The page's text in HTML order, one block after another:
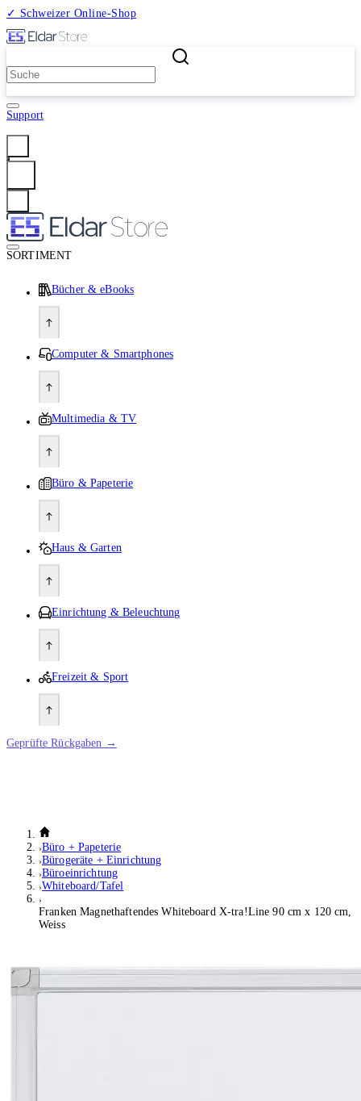
✓ Schweizer Online-Shop
Support
SORTIMENT
Bücher & eBooks
Computer & Smartphones
Multimedia & TV
Büro & Papeterie
Haus & Garten
Einrichtung & Beleuchtung
Freizeit & Sport
Geprüfte Rückgaben →
Büro + Papeterie
Bürogeräte + Einrichtung
Büroeinrichtung
Whiteboard/Tafel
Franken Magnethaftendes Whiteboard X-tra!Line 90 cm x 120 cm,
Weiss